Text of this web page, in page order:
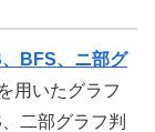
BFS、ニ部グ
用いたグラフ
二部グラフ判